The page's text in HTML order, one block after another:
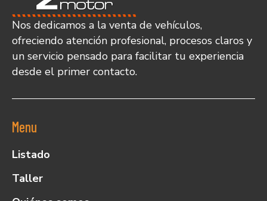
Nos dedicamos a la venta de vehículos,
ofreciendo atención profesional, procesos claros y
un servicio pensado para facilitar tu experiencia
desde el primer contacto.
Menu
Listado
Taller